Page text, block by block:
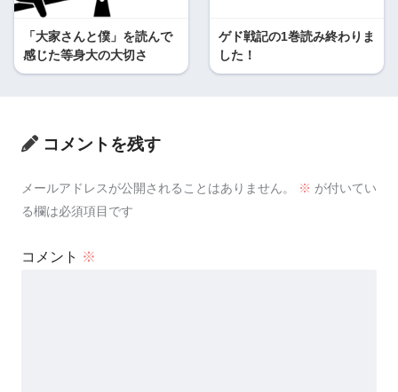
「大家さんと僕」を読んで
感じた等身大の大切さ
ゲド戦記の1巻読み終わりま
した！
コメントを残す
メールアドレスが公開されることはありません。 ※ が付いてい
る欄は必須項目です
コメント ※